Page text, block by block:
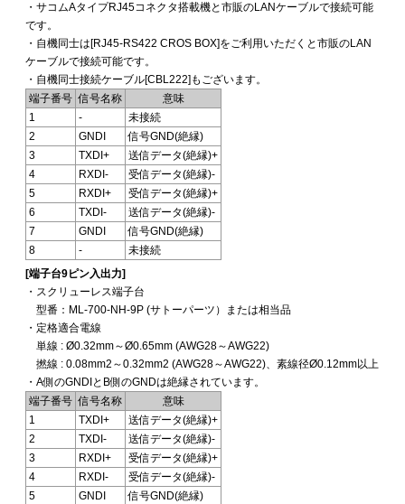
・サコムAタイプRJ45コネクタ搭載機と市販のLANケーブルで接続可能
です。
・自機同士は[RJ45-RS422 CROS BOX]をご利用いただくと市販のLAN
ケーブルで接続可能です。
・自機同士接続ケーブル[CBL222]もございます。
端子番号 信号名称
意味
1
-
未接続
2
GNDI
信号GND(絶縁)
3
TXDI+
送信データ(絶縁)+
4
RXDI-
受信データ(絶縁)-
5
RXDI+
受信データ(絶縁)+
6
TXDI-
送信データ(絶縁)-
7
GNDI
信号GND(絶縁)
8
-
未接続
[端子台9ピン入出力]
・スクリューレス端子台
型番：ML-700-NH-9P (サトーパーツ）または相当品
・定格適合電線
単線 : Ø0.32mm～Ø0.65mm (AWG28～AWG22)
撚線 : 0.08mm2～0.32mm2 (AWG28～AWG22)、素線径Ø0.12mm以上
・A側のGNDIとB側のGNDは絶縁されています。
端子番号 信号名称
意味
1
TXDI+
送信データ(絶縁)+
2
TXDI-
送信データ(絶縁)-
3
RXDI+
受信データ(絶縁)+
4
RXDI-
受信データ(絶縁)-
5
GNDI
信号GND(絶縁)